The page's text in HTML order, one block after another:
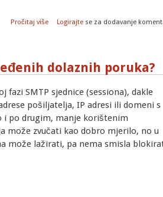
Pročitaj više o Amavis: Što u logovima znači
Logirajte se za dodavanje
dolaznih poruka?
SMTP sjednice (sessiona), dakle
pošiljatelja, IP adresi ili domeni s
i po drugim, manje korištenim
može zvučati kao dobro mjerilo, no u
može lažirati, pa nema smisla